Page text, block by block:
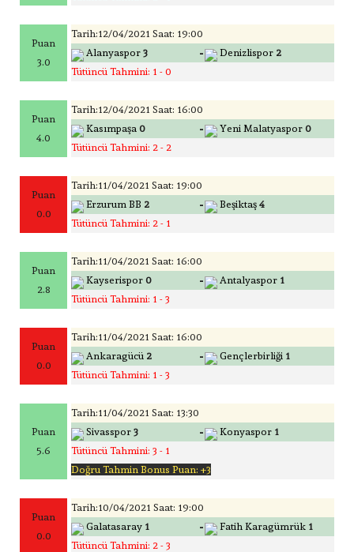
Puan
3.0
Tarih:12/04/2021 Saat: 19:00
Alanyaspor 3 - Denizlispor 2
Tütüncü Tahmini: 1 - 0
Puan
4.0
Tarih:12/04/2021 Saat: 16:00
Kasımpaşa 0 - Yeni Malatyaspor 0
Tütüncü Tahmini: 2 - 2
Puan
0.0
Tarih:11/04/2021 Saat: 19:00
Erzurum BB 2 - Beşiktaş 4
Tütüncü Tahmini: 2 - 1
Puan
2.8
Tarih:11/04/2021 Saat: 16:00
Kayserispor 0 - Antalyaspor 1
Tütüncü Tahmini: 1 - 3
Puan
0.0
Tarih:11/04/2021 Saat: 16:00
Ankaragücü 2 - Gençlerbirliği 1
Tütüncü Tahmini: 1 - 3
Puan
5.6
Tarih:11/04/2021 Saat: 13:30
Sivasspor 3 - Konyaspor 1
Tütüncü Tahmini: 3 - 1
Doğru Tahmin Bonus Puan: +3
Puan
0.0
Tarih:10/04/2021 Saat: 19:00
Galatasaray 1 - Fatih Karagümrük 1
Tütüncü Tahmini: 2 - 3